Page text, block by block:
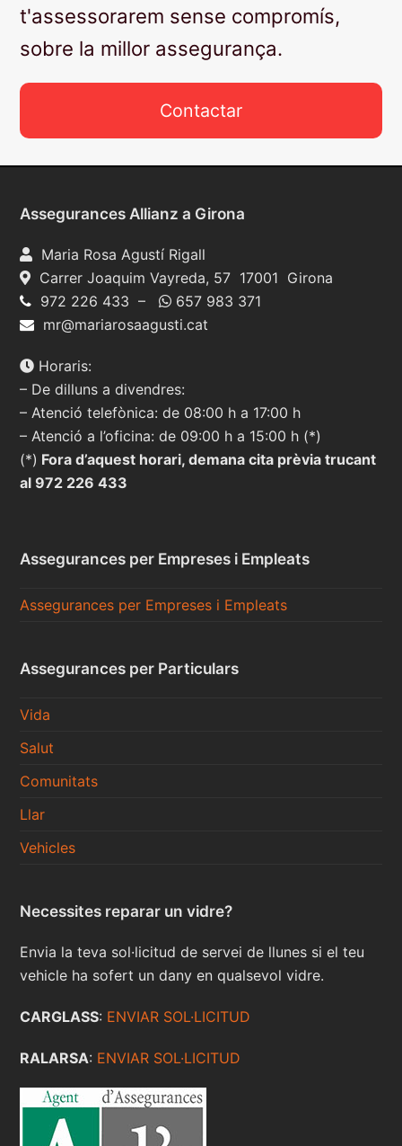
t'assessorarem sense compromís,
sobre la millor assegurança.
Contactar
Assegurances Allianz a Girona
Maria Rosa Agustí Rigall
Carrer Joaquim Vayreda, 57 17001 Girona
972 226 433 –
657 983 371
mr@mariarosaagusti.cat
Horaris:
– De dilluns a divendres:
– Atenció telefònica: de 08:00 h a 17:00 h
– Atenció a l’oficina: de 09:00 h a 15:00 h (*)
(*) Fora d’aquest horari, demana cita prèvia trucant
al 972 226 433
Assegurances per Empreses i Empleats
Assegurances per Empreses i Empleats
Assegurances per Particulars
Vida
Salut
Comunitats
Llar
Vehicles
Necessites reparar un vidre?
Envia la teva sol·licitud de servei de llunes si el teu
vehicle ha sofert un dany en qualsevol vidre.
CARGLASS: ENVIAR SOL·LICITUD
RALARSA: ENVIAR SOL·LICITUD